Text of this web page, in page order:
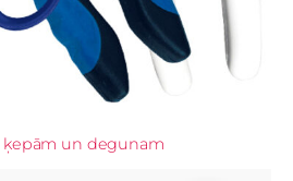
ķepām un degunam